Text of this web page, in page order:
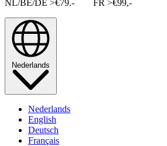
NL/BE/DE >€79.- FR >€99,-
Nederlands
Nederlands
English
Deutsch
Français